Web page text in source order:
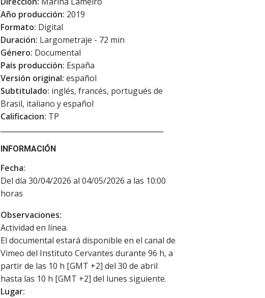
Año producción: 2019
Formato: Digital
Duración: Largometraje - 72 min
Género: Documental
País producción: España
Versión original: español
Subtitulado: inglés, francés, portugués de
Brasil, italiano y español
Calificacion: TP
INFORMACIÓN
Fecha:
Del día 30/04/2026 al 04/05/2026 a las 10:00
horas
Observaciones:
Actividad en línea.
El documental estará disponible en el canal de
Vimeo del Instituto Cervantes durante 96 h, a
partir de las 10 h [GMT +2] del 30 de abril
hasta las 10 h [GMT +2] del lunes siguiente.
Lugar: